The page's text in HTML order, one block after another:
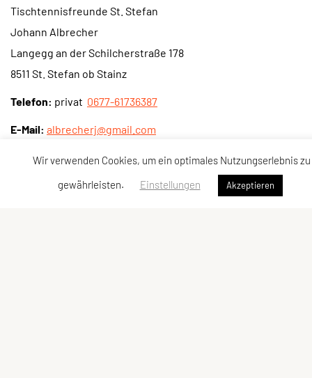
Tischtennisfreunde St. Stefan
Johann Albrecher
Langegg an der Schilcherstraße 178
8511 St. Stefan ob Stainz
Telefon: privat 0677-61736387
E-Mail: albrecherj@gmail.com
Kontaktadressen
Schnellzugriff
Angebot
Wir verwenden Cookies, um ein optimales Nutzungserlebnis zu
gewährleisten.
Einstellungen Akzeptieren